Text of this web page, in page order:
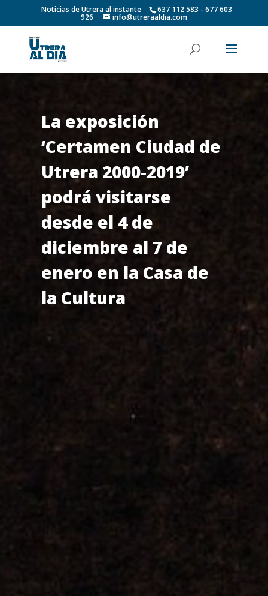
Noticias de Utrera al instante 637 112 583 - 677 603
926 info@utreraaldia.com
La exposición
‘Certamen Ciudad de
Utrera 2000-2019’
podrá visitarse
desde el 4 de
diciembre al 7 de
enero en la Casa de
la Cultura